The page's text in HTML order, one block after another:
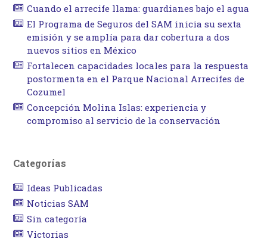
Cuando el arrecife llama: guardianes bajo el agua
El Programa de Seguros del SAM inicia su sexta
emisión y se amplía para dar cobertura a dos
nuevos sitios en México
Fortalecen capacidades locales para la respuesta
postormenta en el Parque Nacional Arrecifes de
Cozumel
Concepción Molina Islas: experiencia y
compromiso al servicio de la conservación
Categorías
Ideas Publicadas
Noticias SAM
Sin categoría
Victorias